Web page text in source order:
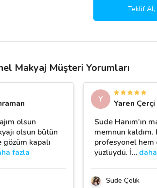
Teklif Al,
Makyaj Müşteri Yorumları
olsun
olsun bütün
kapalı
fazla
Y
Yaren Çerçi
Sude Hanım’ın
memnun kaldım.
profesyonel hem
yüzlüydü. İ…
Sude Çelik